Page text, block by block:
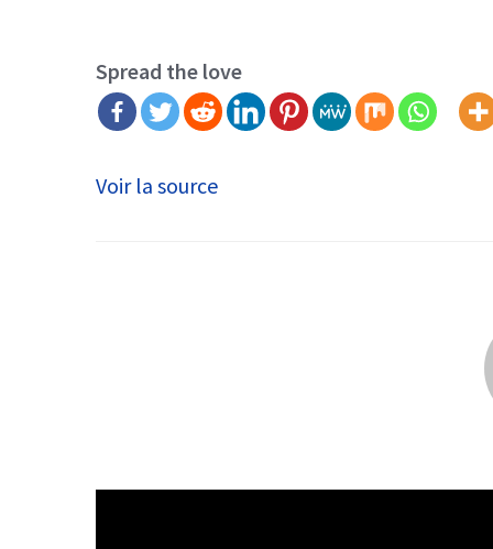
Spread the love
Voir la source